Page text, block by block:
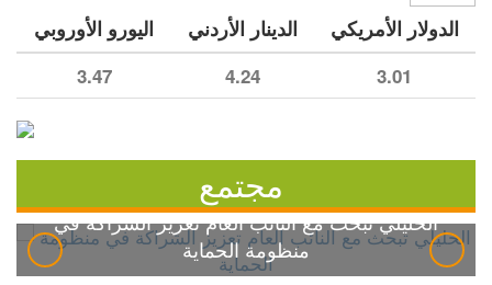
الدولار الأمريكي الدينار الأردني اليورو الأوروبي
3.01
4.24
3.47
مجتمع
الخليلي تبحث مع النائب العام تعزيز الشراكة في
منظومة الحماية